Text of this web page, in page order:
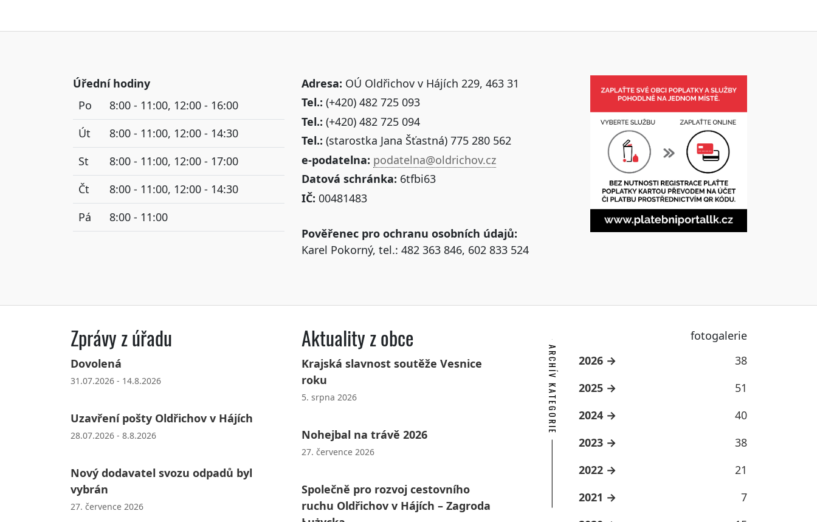
Úřední hodiny
Po
8:00 - 11:00, 12:00 - 16:00
Út
8:00 - 11:00, 12:00 - 14:30
St
8:00 - 11:00, 12:00 - 17:00
Čt
8:00 - 11:00, 12:00 - 14:30
Pá
8:00 - 11:00
Adresa: OÚ Oldřichov v Hájích 229, 463 31
Tel.: (+420) 482 725 093
Tel.: (+420) 482 725 094
Tel.: (starostka Jana Šťastná) 775 280 562
e-podatelna: podatelna@oldrichov.cz
Datová schránka: 6tfbi63
IČ: 00481483
Pověřenec pro ochranu osobních údajů:
Karel Pokorný, tel.: 482 363 846, 602 833 524
Zprávy z úřadu
Dovolená
31.07.2026 - 14.8.2026
Uzavření pošty Oldřichov v Hájích
28.07.2026 - 8.8.2026
Nový dodavatel svozu odpadů byl
vybrán
27. července 2026
Aktuality z obce
Krajská slavnost soutěže Vesnice
roku
5. srpna 2026
Nohejbal na trávě 2026
27. července 2026
Společně pro rozvoj cestovního
ruchu Oldřichov v Hájích – Zagroda
fotogalerie
ARCHÍV KATEGORIE 2026
38
2025
51
2024
40
2023
38
2022
21
2021
7